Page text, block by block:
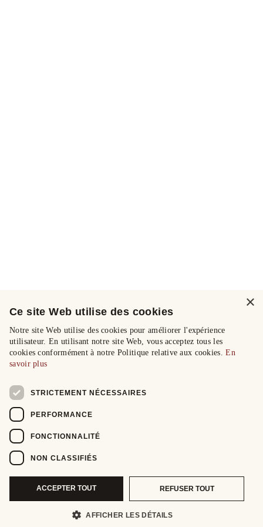
×
Ce site Web utilise des cookies
Notre site Web utilise des cookies pour améliorer l'expérience
utilisateur. En utilisant notre site Web, vous acceptez tous les
cookies conformément à notre Politique relative aux cookies.En
savoir plus
STRICTEMENT NÉCESSAIRES
PERFORMANCE
FONCTIONNALITÉ
NON CLASSIFIÉS
ACCEPTER TOUT REFUSER TOUT
AFFICHER LES DÉTAILS